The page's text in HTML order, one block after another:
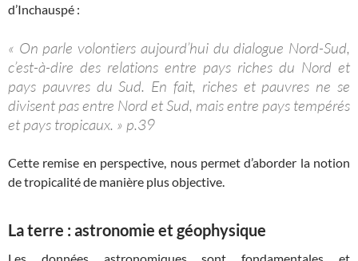
d’Inchauspé :
« On parle volontiers aujourd’hui du dialogue Nord-Sud,
c’est-à-dire des relations entre pays riches du Nord et
pays pauvres du Sud. En fait, riches et pauvres ne se
divisent pas entre Nord et Sud, mais entre pays tempérés
et pays tropicaux. » p.39
Cette remise en perspective, nous permet d’aborder la notion
de tropicalité de manière plus objective.
La terre : astronomie et géophysique